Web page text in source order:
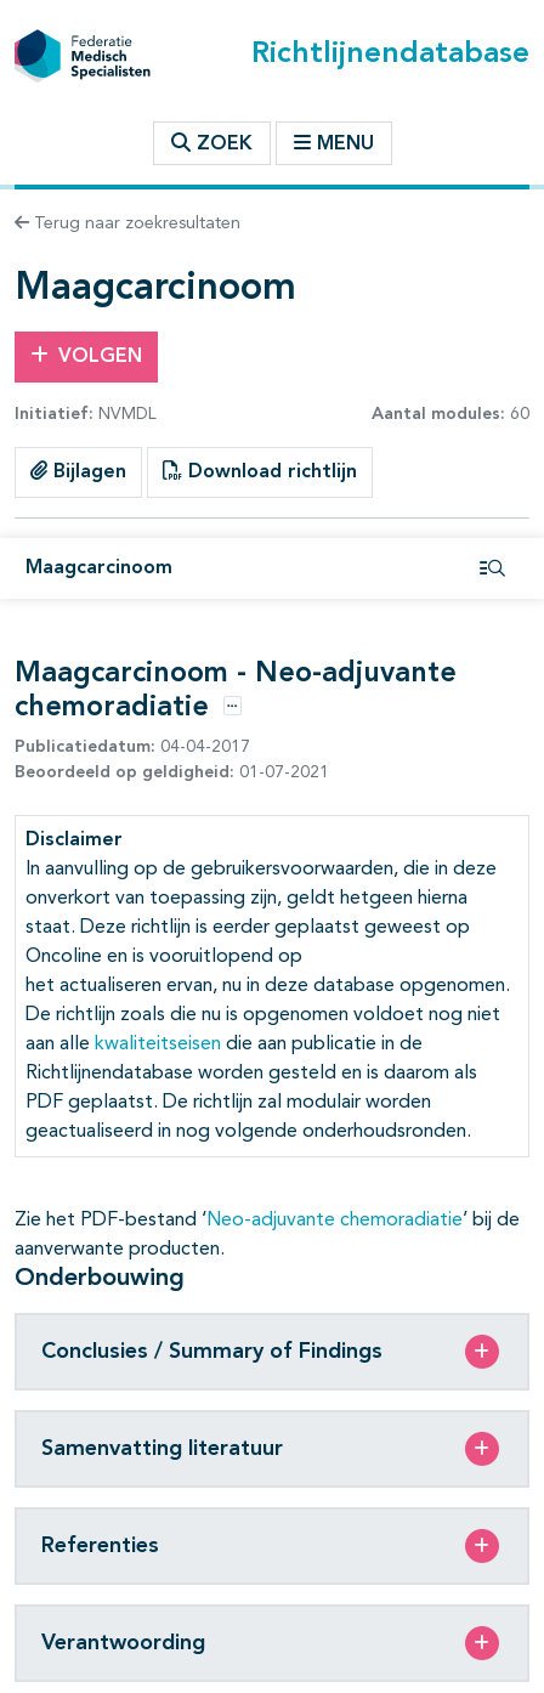
Richtlijnendatabase
ZOEK MENU
Terug naar zoekresultaten
Maagcarcinoom
VOLGEN
Initiatief: NVMDL Aantal modules: 60
Bijlagen Download richtlijn
Maagcarcinoom
binnen deze richtlijn
open- en dichtklappen
open- en dichtklappen
open- en dichtklappen
open- en dichtklappen
open- en dichtklappen
open- en dichtklappen
open- en dichtklappen
Maagcarcinoom - Neo-adjuvante
chemoradiatie
Opties
Publicatiedatum: 04-04-2017
Beoordeeld op geldigheid: 01-07-2021
Disclaimer
In aanvulling op de gebruikersvoorwaarden, die in deze
onverkort van toepassing zijn, geldt hetgeen hierna
staat. Deze richtlijn is eerder geplaatst geweest op
Oncoline en is vooruitlopend op
het actualiseren ervan, nu in deze database opgenomen.
De richtlijn zoals die nu is opgenomen voldoet nog niet
aan alle kwaliteitseisen die aan publicatie in de
Richtlijnendatabase worden gesteld en is daarom als
PDF geplaatst. De richtlijn zal modulair worden
geactualiseerd in nog volgende onderhoudsronden.
Zie het PDF-bestand ‘ Neo-adjuvante chemoradiatie’ bij de
aanverwante producten.
Onderbouwing
Conclusies / Summary of Findings
Samenvatting literatuur
Referenties
Verantwoording